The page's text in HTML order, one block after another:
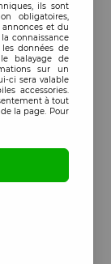
ils sont
obligatoires,
et du
connaissance
données de
balayage de
sur un
ci sera valable
accessories.
à tout
la page. Pour